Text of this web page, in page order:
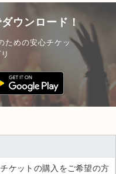
ウンロード！
ための安心チケッ
ケットの購入をご希望の方